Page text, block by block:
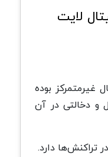
لایت
غیرمتمرکز بوده
و دخالتی در آن
تراکنش‌ها دارد.